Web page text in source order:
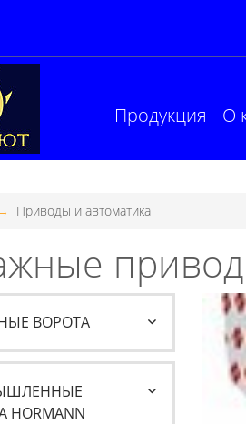
Продукция О
Приводы и автоматика
ВОРОТА
HORMANN